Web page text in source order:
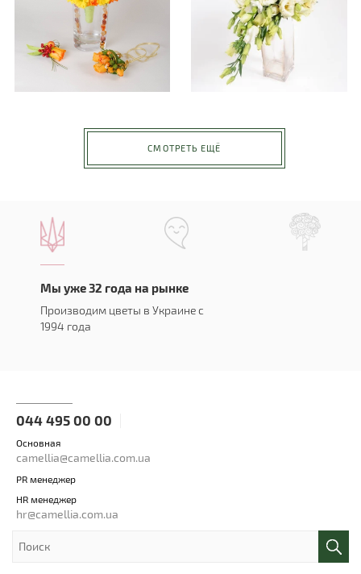
СМОТРЕТЬ ЕЩЁ
Мы уже 32 года на рынке
Производим цветы в Украине с
1994 года
044 495 00 00
Основная
camellia@camellia.com.ua
PR менеджер
HR менеджер
hr@camellia.com.ua